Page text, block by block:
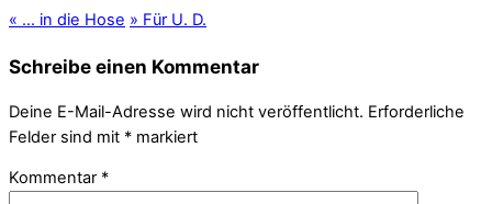
« … in die Hose » Für U. D.
Schreibe einen Kommentar
Deine E-Mail-Adresse wird nicht veröffentlicht. Erforderliche
Felder sind mit * markiert
Kommentar *